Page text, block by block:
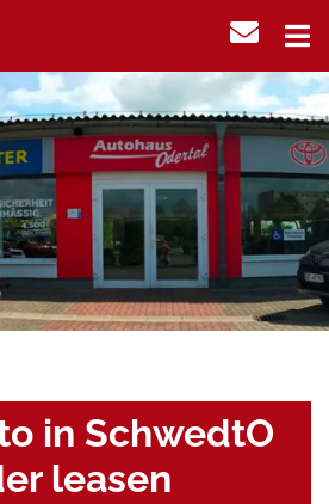
in SchwedtO
leasen